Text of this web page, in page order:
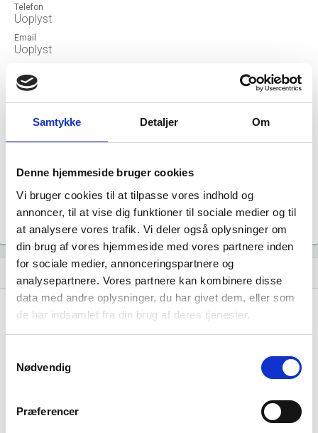
Samtykke Detaljer Om
Denne hjemmeside bruger cookies
Vi bruger cookies til at tilpasse vores indhold og
annoncer, til at vise dig funktioner til sociale medier og til
at analysere vores trafik. Vi deler også oplysninger om
din brug af vores hjemmeside med vores partnere inden
for sociale medier, annonceringspartnere og
analysepartnere. Vores partnere kan kombinere disse
data med andre oplysninger, du har givet dem, eller som
de har indsamlet fra din brug af deres tjenester.
Nødvendig
Præferencer
Telefon
Uoplyst
Email
Uoplyst
Connect the Dots ApS
Revision fravalgt
Selskabets formål er at drive og analysere
Tegningsregel
Selskabet tegnes af en direktør.
Udvikling i antal ansatte
beskæftigelse endnu. Vi kan derfor ikke